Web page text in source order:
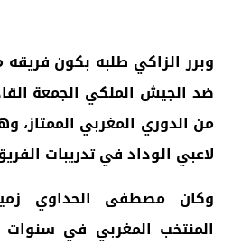
وبرر الزاكي طلبه بكون
من الدوري المغربي الممتاز،
لاعبي الوداد في تدريبات
وكان مصطفى الحداوي
المنتخب المغربي في سنوات